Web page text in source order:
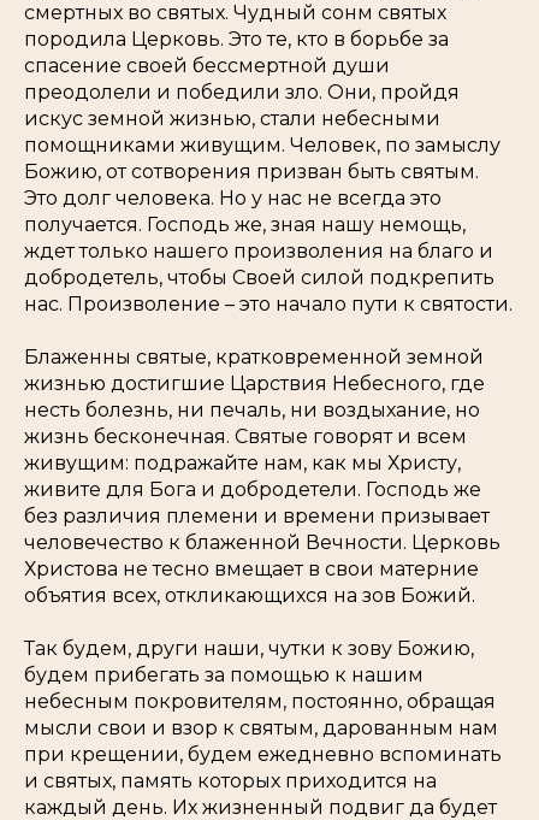
смертных во святых. Чудный сонм святых
породила Церковь. Это те, кто в борьбе за
спасение своей бессмертной души
преодолели и победили зло. Они, пройдя
искус земной жизнью, стали небесными
помощниками живущим. Человек, по замыслу
Божию, от сотворения призван быть святым.
Это долг человека. Но у нас не всегда это
получается. Господь же, зная нашу немощь,
ждет только нашего произволения на благо и
добродетель, чтобы Своей силой подкрепить
нас. Произволение – это начало пути к святости.
Блаженны святые, кратковременной земной
жизнью достигшие Царствия Небесного, где
несть болезнь, ни печаль, ни воздыхание, но
жизнь бесконечная. Святые говорят и всем
живущим: подражайте нам, как мы Христу,
живите для Бога и добродетели. Господь же
без различия племени и времени призывает
человечество к блаженной Вечности. Церковь
Христова не тесно вмещает в свои матерние
объятия всех, откликающихся на зов Божий.
Так будем, други наши, чутки к зову Божию,
будем прибегать за помощью к нашим
небесным покровителям, постоянно, обращая
мысли свои и взор к святым, дарованным нам
при крещении, будем ежедневно вспоминать
и святых, память которых приходится на
каждый день. Их жизненный подвиг да будет